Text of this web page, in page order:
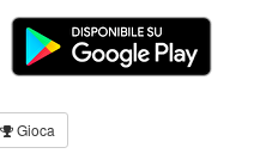
Gioca